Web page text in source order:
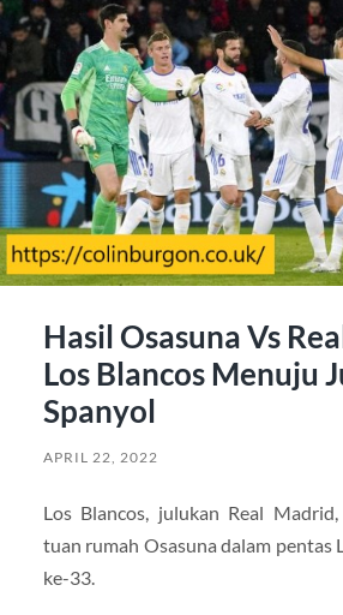
Hasil Osasuna Vs
Los Blancos Menuju
Spanyol
APRIL 22, 2022
Los Blancos, julukan Real
tuan rumah Osasuna dalam pentas
ke-33.